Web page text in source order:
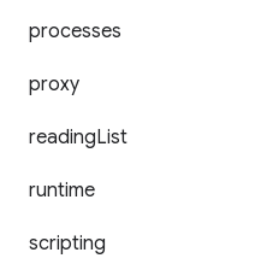
processes
proxy
readingList
runtime
scripting